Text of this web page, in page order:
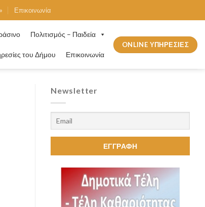
Επικοινωνία
Πολιτισμός – Παιδεία
του Δήμου Επικοινωνία
ONLINE ΥΠΗΡΕΣΙΕΣ
Newsletter